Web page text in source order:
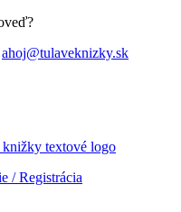
ahoj@tulaveknizky.sk
/ Registrácia